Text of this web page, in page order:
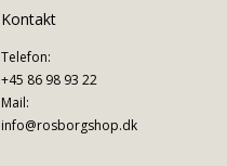
Kontakt
Telefon:
+45 86 98 93 22
Mail:
info@rosborgshop.dk